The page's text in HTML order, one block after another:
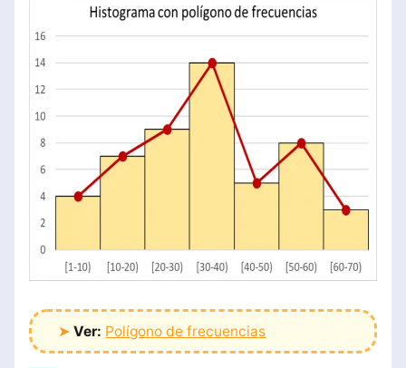
➤ Ver: Polígono de frecuencias